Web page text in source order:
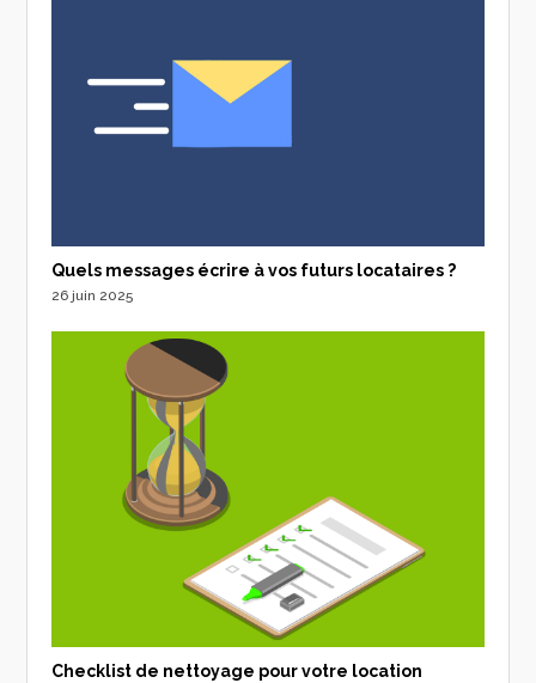
Quels messages écrire à vos futurs locataires ?
26 juin 2025
Checklist de nettoyage pour votre location